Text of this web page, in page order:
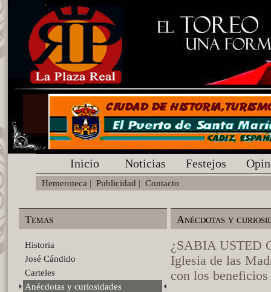
Inicio Noticias Festejos
Hemeroteca | Publicidad | Contacto
Temas
Historia
José Cándido
Carteles
Anécdotas y curiosidades
Anécdotas y
¿SABIA USTED
Iglesia de las
con los